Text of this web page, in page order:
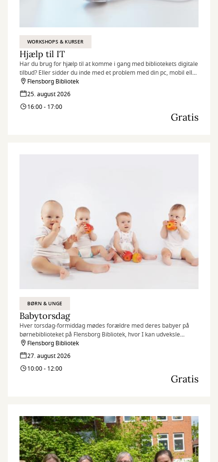
WORKSHOPS & KURSER
Hjælp til IT
Har du brug for hjælp til at komme i gang med bibliotekets digitale
tilbud? Eller sidder du inde med et problem med din pc, mobil eller
tablet? Så kan bibliotekar Michael Juul Olsen helt sikkert hjælpe dig
med gode råd og vejledning.
Flensborg Bibliotek
25. august 2026
16:00 - 17:00
Gratis
BØRN & UNGE
Babytorsdag
Hver torsdag-formiddag mødes forældre med deres babyer på
børnebiblioteket på Flensborg Bibliotek, hvor I kan udveksle
erfaringer og få rådgivning hos sundhedstjenestens
sygeplejersker.
Flensborg Bibliotek
27. august 2026
10:00 - 12:00
Gratis